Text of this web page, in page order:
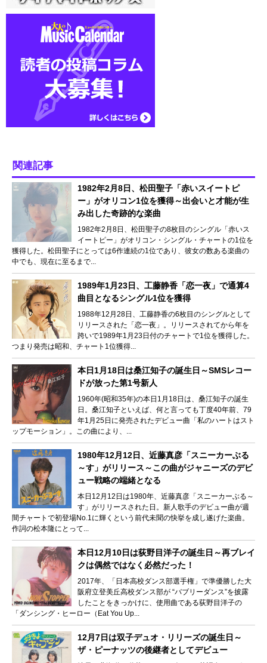
関連記事
1982年2月8日、松田聖子「赤いスイートピ
ー」がオリコン1位を獲得～出会いと才能が生
み出した奇跡的な楽曲
1982年2月8日、松田聖子の8枚目のシングル「赤いス
イートピー」がオリコン・シングル・チャートの1位を
獲得した。松田聖子にとっては6作連続の1位であり、彼女の数ある楽曲の
中でも、現在に至るまで...
1989年1月23日、工藤静香「恋一夜」で通算4
曲目となるシングル1位を獲得
1988年12月28日、工藤静香の6枚目のシングルとして
リリースされた「恋一夜」。リリースされてから年を
跨いで1989年1月23日付のチャートで1位を獲得した。
つまり発売は昭和、チャート1位獲得...
本日1月18日は桑江知子の誕生日～SMSレコー
ドが放った第1号新人
1960年(昭和35年)の本日1月18日は、桑江知子の誕生
日。桑江知子といえば、何と言っても丁度40年前、79
年1月25日に発売されたデビュー曲「私のハートはスト
ップモーション」。この曲により、...
1980年12月12日、近藤真彦「スニーカーぶる
～す」がリリース～この曲がジャニーズのデビ
ュー戦略の端緒となる
本日12月12日は1980年、近藤真彦「スニーカーぶる～
す」がリリースされた日。新人歌手のデビュー曲が週
間チャートで初登場No.1に輝くという前代未聞の快挙を成し遂げた楽曲。
作詞の松本隆にとって...
本日12月10日は荻野目洋子の誕生日～再ブレイ
クは偶然ではなく必然だった！
2017年、「日本高校ダンス部選手権」で準優勝した大
阪府立登美丘高校ダンス部が “バブリーダンス”を披露
したことをきっかけに、使用曲である荻野目洋子の
「ダンシング・ヒーロー（Eat You Up...
12月7日は双子デュオ・リリーズの誕生日～
ザ・ピーナッツの後継者としてデビュー